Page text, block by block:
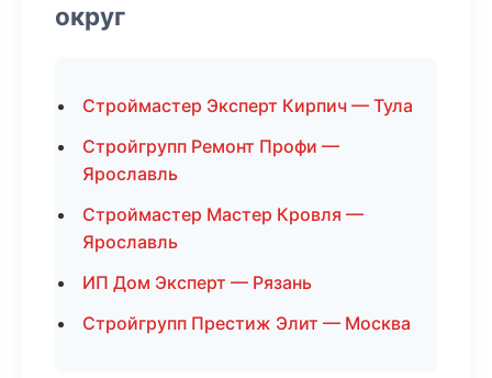
округ
Строймастер Эксперт Кирпич — Тула
Стройгрупп Ремонт Профи —
Ярославль
Строймастер Мастер Кровля —
Ярославль
ИП Дом Эксперт — Рязань
Стройгрупп Престиж Элит — Москва